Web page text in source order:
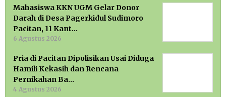
Mahasiswa KKN UGM Gelar Donor
Darah di Desa Pagerkidul Sudimoro
Pacitan, 11 Kant…
6 Agustus 2026
Pria di Pacitan Dipolisikan Usai Diduga
Hamili Kekasih dan Rencana
Pernikahan Ba…
4 Agustus 2026